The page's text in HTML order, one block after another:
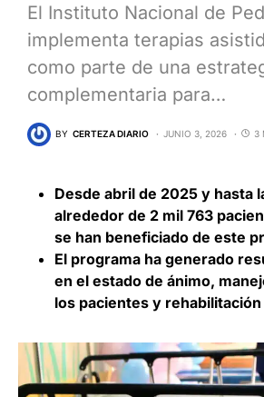
El Instituto Nacional de
implementa terapias
como parte de una
complementaria para…
BY CERTEZA DIARIO JUNIO 3, 2026 3
Desde abril de 2025 y hasta
alrededor de 2 mil 763
se han beneficiado de este
El programa ha generado
en el estado de ánimo,
los pacientes y